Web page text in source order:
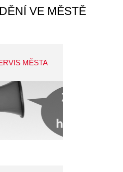
VE MĚSTĚ
MĚSTA